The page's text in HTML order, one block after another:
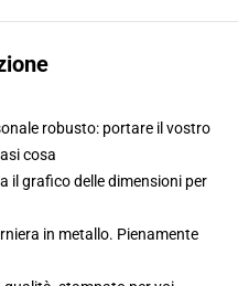
robusto: portare il vostro
cosa
il grafico delle dimensioni per
in metallo. Pienamente